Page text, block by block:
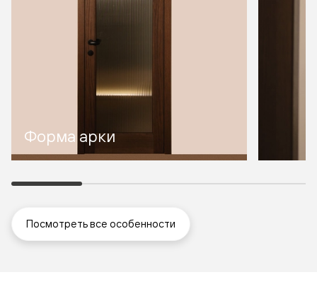
Форма арки
Посмотреть все особенности